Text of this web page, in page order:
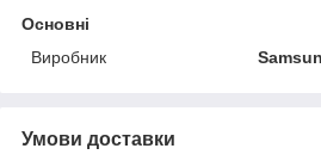
Основні
Виробник
Умови доставки